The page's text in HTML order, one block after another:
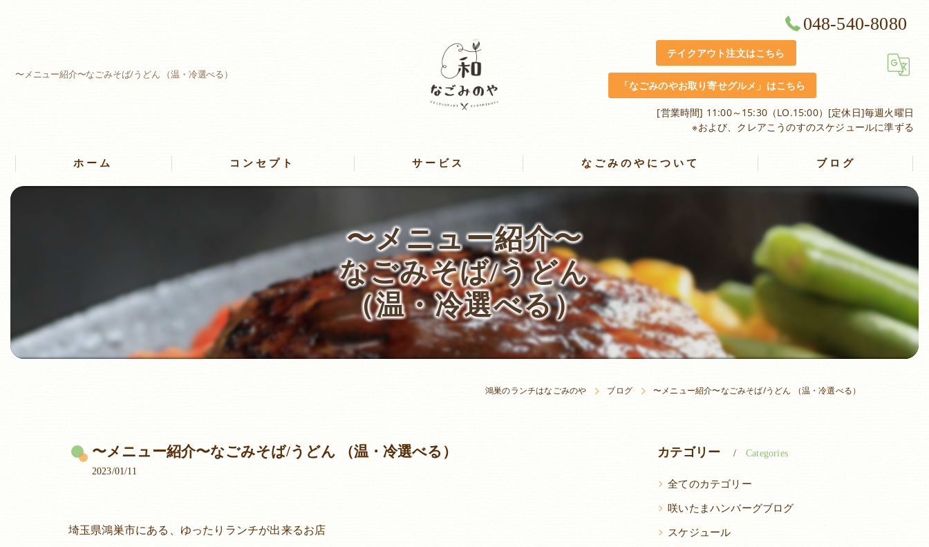
〜メニュー紹介〜なごみそば/うどん （温・冷選べる）
048-540-8080
テイクアウト注文はこちら
「なごみのやお取り寄せグルメ」はこちら
[営業時間] 11:00～15:30（LO.15:00）[定休日]毎週火曜日
※および、クレアこうのすのスケジュールに準ずる
ホーム コンセプト サービス
咲いたまハンバーグ
ケータリング＆お弁当
スイーツ
なごみのやについて ブログ
〜メニュー紹介〜
なごみそば/うどん
（温・冷選べる）
鴻巣のランチはなごみのや ブログ 〜メニュー紹介〜なごみそば/うどん （温・冷選べる）
〜メニュー紹介〜なごみそば/うどん （温・冷選べる）
2023/01/11
埼玉県鴻巣市にある、ゆったりランチが出来るお店
カテゴリー Categories
全てのカテゴリー
咲いたまハンバーグブログ
スケジュール